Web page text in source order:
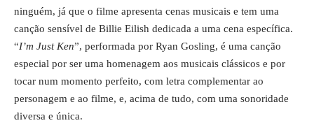
ninguém, já que o filme apresenta cenas musicais e tem uma
canção sensível de Billie Eilish dedicada a uma cena específica.
“I’m Just Ken”, performada por Ryan Gosling, é uma canção
especial por ser uma homenagem aos musicais clássicos e por
tocar num momento perfeito, com letra complementar ao
personagem e ao filme, e, acima de tudo, com uma sonoridade
diversa e única.